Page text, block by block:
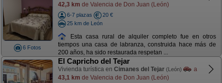
6 Fotos
42,3 km de Valencia de Don Juan (León)
6-7 plazas
20 €
25 km de León
Esta casa rural de alquiler completo fue en otros
tiempos una casa de labranza, construida hace más de
200 años, ha sido restaurada respetan ...
El Capricho del Tejar
Vivienda turística en Cimanes del Tejar (León)
a
43,1 km de Valencia de Don Juan (León)